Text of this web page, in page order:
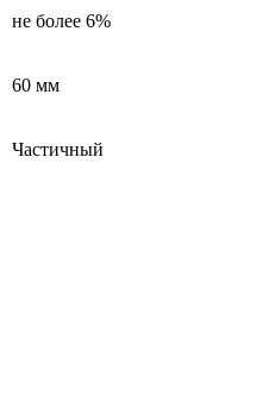
не более 6%
60 мм
Частичный